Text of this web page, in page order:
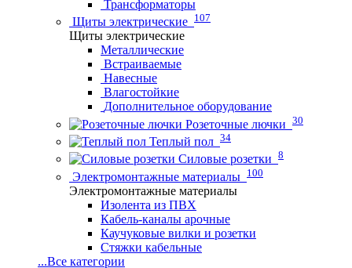
Трансформаторы
Щиты электрические 107
Щиты электрические
Металлические
Встраиваемые
Навесные
Влагостойкие
Дополнительное оборудование
Розеточные лючки 30
Теплый пол 34
Силовые розетки 8
Электромонтажные материалы 100
Электромонтажные материалы
Изолента из ПВХ
Кабель-каналы арочные
Каучуковые вилки и розетки
Стяжки кабельные
...Все категории